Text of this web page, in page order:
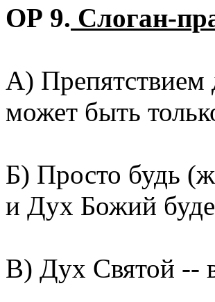
ОР 9. Слоган-
А) Препятствием
может быть
Б) Просто будь
и Дух Божий
В) Дух Святой --